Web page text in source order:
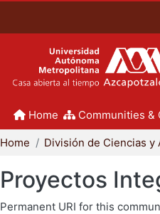
Home Communities &
Home
Proyectos
Permanent URI for this